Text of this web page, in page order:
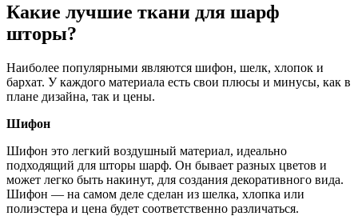
Какие лучшие ткани для шарф
шторы?
Наиболее популярными являются шифон, шелк, хлопок и
бархат. У каждого материала есть свои плюсы и минусы, как в
плане дизайна, так и цены.
Шифон
Шифон это легкий воздушный материал, идеально
подходящий для шторы шарф. Он бывает разных цветов и
может легко быть накинут, для создания декоративного вида.
Шифон — на самом деле сделан из шелка, хлопка или
полиэстера и цена будет соответственно различаться.